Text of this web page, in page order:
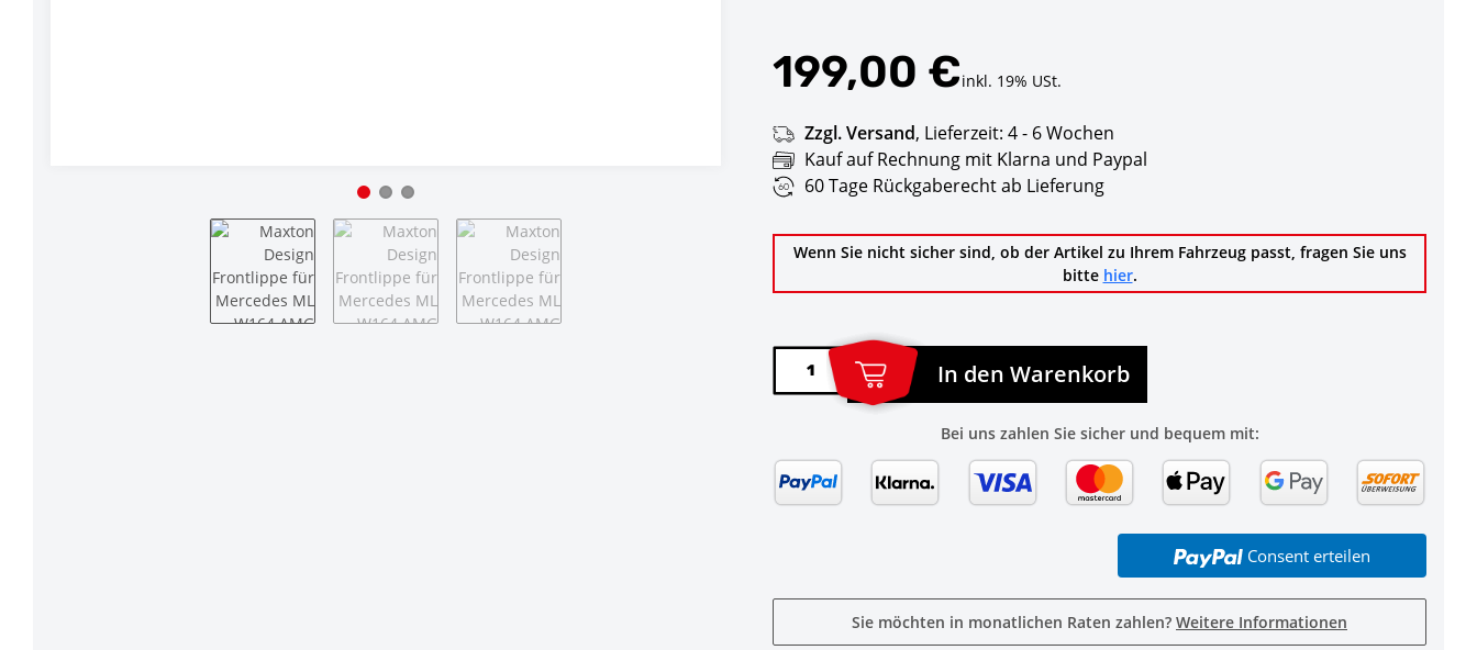
199,00 €inkl. 19% USt.
Zzgl. Versand, Lieferzeit: 4 - 6 Wochen
Kauf auf Rechnung mit Klarna und Paypal
60 Tage Rückgaberecht ab Lieferung
Wenn Sie nicht sicher sind, ob der Artikel zu Ihrem Fahrzeug passt, fragen Sie uns
bitte hier.
In den Warenkorb
Bei uns zahlen Sie sicher und bequem mit:
Consent erteilen
Sie möchten in monatlichen Raten zahlen? Weitere Informationen